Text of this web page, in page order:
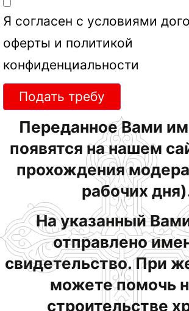
Я согласен с условиями
оферты и политикой
конфиденциальности
Подать требу
Переданное Вами
появятся на нашем
прохождения
рабочих
На указанный
отправлено
свидетельство. При
можете помочь
строительстве